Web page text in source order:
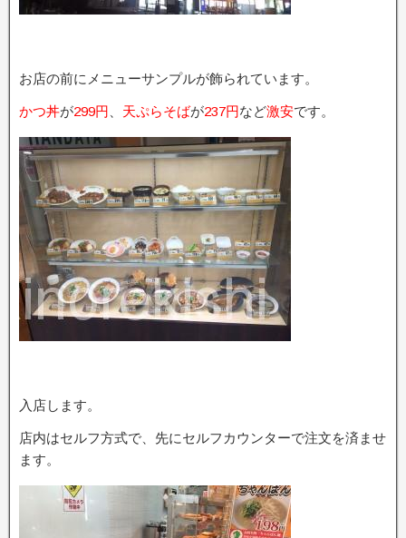
お店の前にメニューサンプルが飾られています。
かつ丼が299円 天ぷらそばが237円など激安です。
入店します。
店内はセルフ方式で、先にセルフカウンターで注文を済ませ
ます。